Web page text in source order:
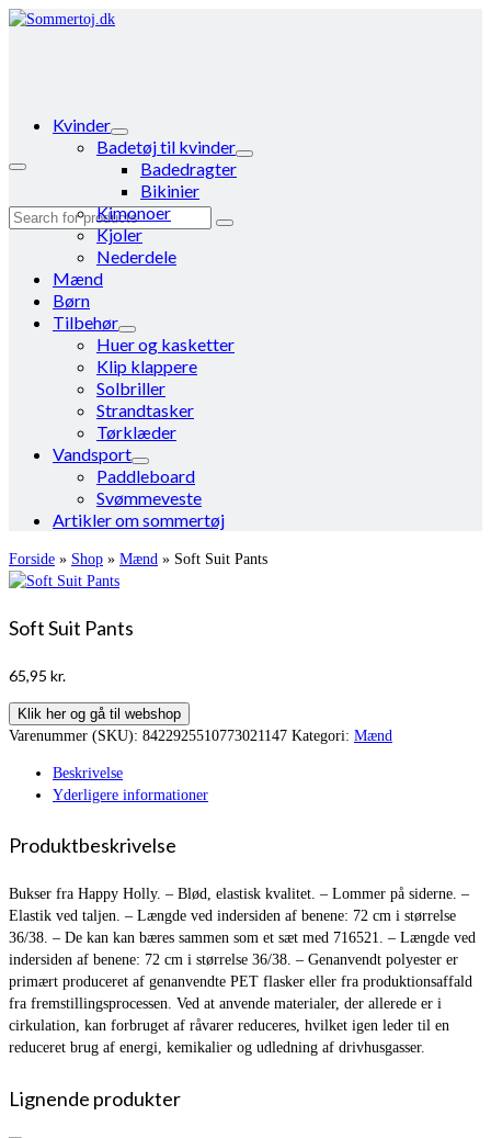
Search
Kvinder
Badetøj til kvinder
Badedragter
Bikinier
Kimonoer
Kjoler
Nederdele
Mænd
Børn
Tilbehør
Huer og kasketter
Klip klappere
Solbriller
Strandtasker
Tørklæder
Vandsport
Paddleboard
Svømmeveste
Artikler om sommertøj
Forside » Shop » Mænd » Soft Suit Pants
Soft Suit Pants
65,95 kr.
Klik her og gå til webshop
Varenummer (SKU): 8422925510773021147 Kategori: Mænd
Beskrivelse
Yderligere informationer
Produktbeskrivelse
Bukser fra Happy Holly. – Blød, elastisk kvalitet. – Lommer på siderne. –
Elastik ved taljen. – Længde ved indersiden af benene: 72 cm i størrelse
36/38. – De kan kan bæres sammen som et sæt med 716521. – Længde ved
indersiden af benene: 72 cm i størrelse 36/38. – Genanvendt polyester er
primært produceret af genanvendte PET flasker eller fra produktionsaffald
fra fremstillingsprocessen. Ved at anvende materialer, der allerede er i
cirkulation, kan forbruget af råvarer reduceres, hvilket igen leder til en
reduceret brug af energi, kemikalier og udledning af drivhusgasser.
Lignende produkter